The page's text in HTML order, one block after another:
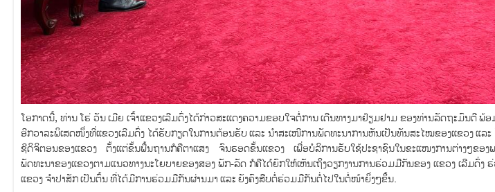
ໂອກາດນີ້, ທ່ານ ໂຮ່ ວັນ ເມີຍ ເຈົ້າແຂວງເລີມດົ່ງໄດ້ກ່າວສະແດງຄວາມຂອບໃຈຕໍ່ການ ເດີນທາງມາຢ້ຽມຢາມ ຂອງທ່ານລັດຖະມົນຕີ
ອີກວາລະພິເສດໜຶ່ງທີ່ແຂວງເລີມດົ່ງ ໄດ້ຮັບກຽດໃນການຕ້ອນຮັບ ແລະ ນຳສະເໜີການພັດທະນາການຫັນເປັນທັນສະໄໝຂອງແຂວງ ແລ
ຊີດິຈິຕອນຂອງແຂວງ ຕັ້ງແຕ່ຂັ້ນພື້ນຖານກໍຄືຕາແສງ ຈົນຮອດຂັ້ນແຂວງ ເພື່ອບໍລິການຮັບໃຊ້ປະຊາຊົນໃນຂະແໜງການຕ່າງໆຂອງ
ພັດທະນາຂອງແຂວງຕາມແນວທາງນະໂຍບາຍຂອງສອງ ພັກ-ລັດ ກໍຄືໄດ້ຍົກໃຫ້ເຫັນເຖິງວຽກງານການຮ່ວມມືກັນຂອງ ແຂວງ ເລີມດົ່
ແຂວງ ຈຳປາສັກ ເປັນຕົ້ນ ທີ່ໄດ້ມີການຮ່ວມມືກັນຜ່ານມາ ແລະ ຍັງຄົງສືບຕໍ່ຮ່ວມມືກັນຕໍ່ໄປໃນຕໍ່ໜ້າຍິ່ງໆຂຶ້ນ.